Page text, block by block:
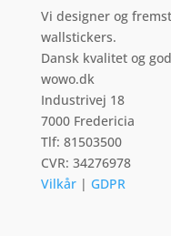
Vi designer og
wallstickers.
Dansk kvalitet og
wowo.dk
Industrivej 18
7000 Fredericia
Tlf: 81503500
CVR: 34276978
Vilkår| GDPR